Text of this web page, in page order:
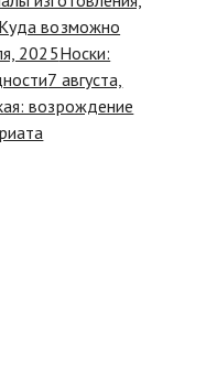
Куда возможно
2025Носки:
7 августа,
возрождение